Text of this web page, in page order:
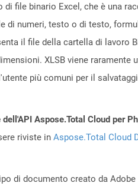
file binario Excel, che è una
di numeri, testo o di testo,
il file della cartella di
XLSB viene
più comuni per il
Aspose.Total Cloud per
riviste in Aspose.Total Cloud
di documento creato da